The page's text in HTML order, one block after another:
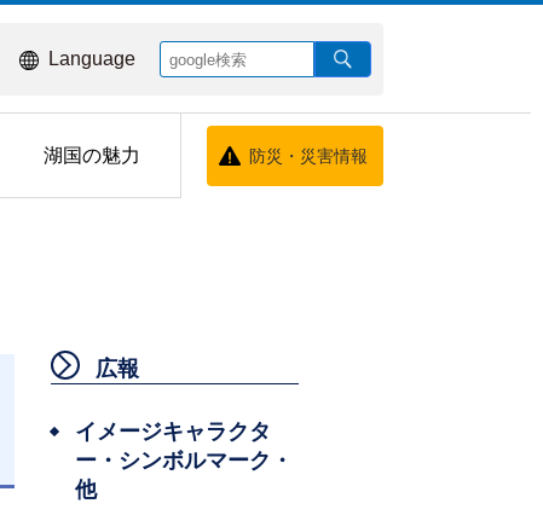
Language
湖国の魅力 防災・災害情報
広報
イメージキャラクタ
ー・シンボルマーク・
他